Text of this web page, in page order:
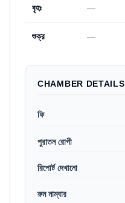
বৃহঃ —
শুক্র —
CHAMBER DETAILS
ফি
পুরাতন রোগী
রিপোর্ট দেখানো
রুম নাম্বার